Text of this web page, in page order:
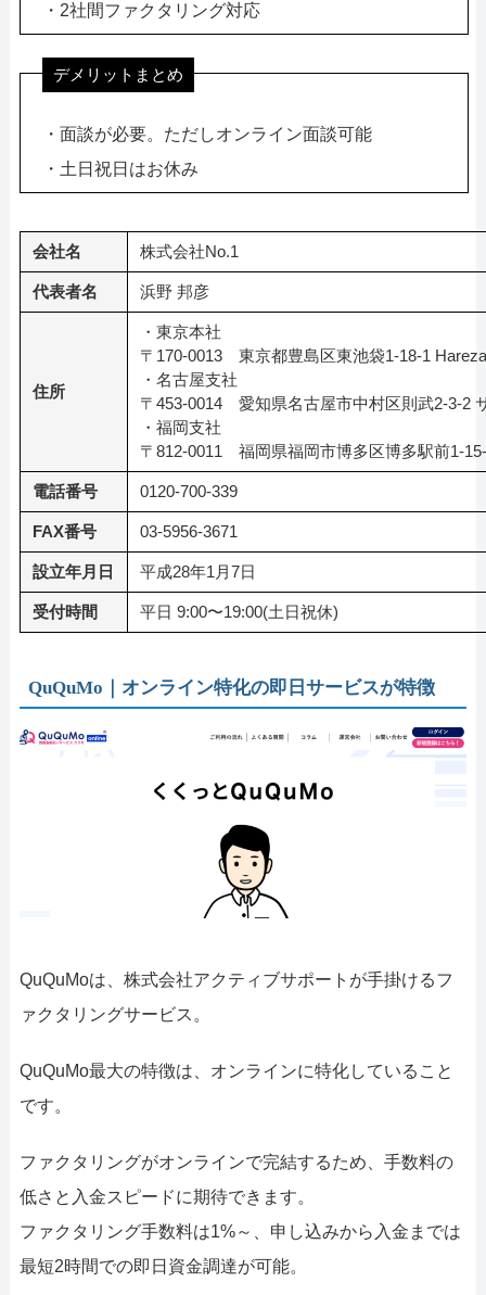
・2社間ファクタリング対応
デメリットまとめ
・面談が必要。ただしオンライン面談可能
・土日祝日はお休み
会社名 株式会社No.1
代表者名 浜野 邦彦
住所
・東京本社
〒170-0013 東京都豊島区東池袋1-18-1
・名古屋支社
〒453-0014 愛知県名古屋市中村区則武2-3-2
・福岡支社
〒812-0011 福岡県福岡市博多区博多駅前1-
電話番号 0120-700-339
FAX番号 03-5956-3671
設立年月日 平成28年1月7日
受付時間 平日 9:00〜19:00(土日祝休)
QuQuMo｜オンライン特化の即日サービスが特徴
QuQuMoは、株式会社アクティブサポートが手掛けるフ
ァクタリングサービス。
QuQuMo最大の特徴は、オンラインに特化していること
です。
ファクタリングがオンラインで完結するため、手数料の
低さと入金スピードに期待できます。
ファクタリング手数料は1%～、申し込みから入金までは
最短2時間での即日資金調達が可能。